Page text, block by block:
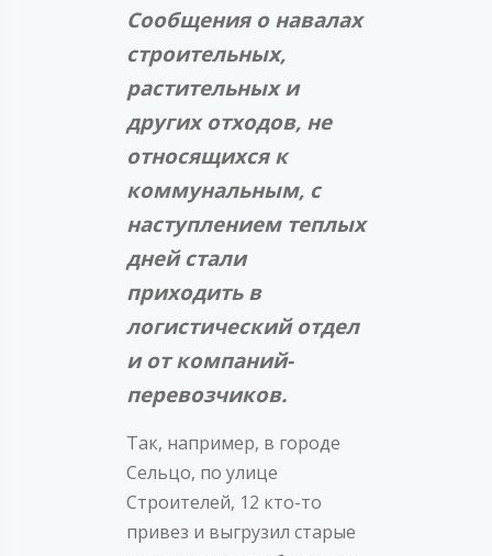
Сообщения о навалах
строительных,
растительных и
других отходов, не
относящихся к
коммунальным, с
наступлением теплых
дней стали
приходить в
логистический отдел
и от компаний-
перевозчиков.
Так, например, в городе
Сельцо, по улице
Строителей, 12 кто-то
привез и выгрузил старые